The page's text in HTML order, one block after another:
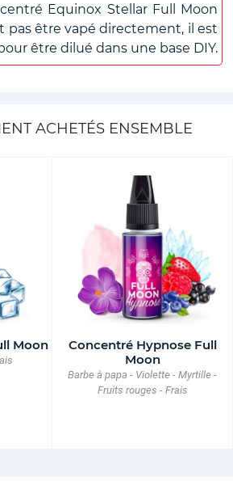
Equinox Stellar Full Moon
pas être vapé directement, il est
être dilué dans une base DIY.
ACHETÉS ENSEMBLE
Moon
Concentré Hypnose Full
Moon
Barbe à papa - Violette - Myrtille -
Fruits rouges - Frais